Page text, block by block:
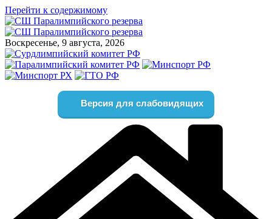
Перейти к содержимому
Воскресенье, 9 августа, 2026
Версия для слабовидящих